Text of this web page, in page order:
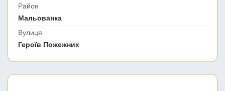
Район
Мальованка
Вулиця
Героїв Пожежних